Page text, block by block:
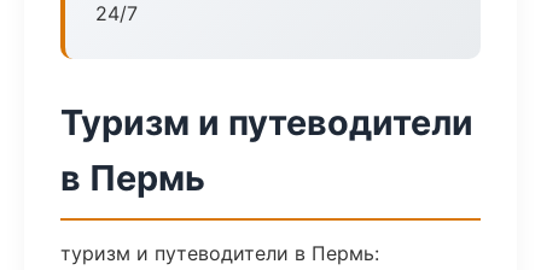
24/7
Туризм и путеводители
в Пермь
туризм и путеводители в Пермь: